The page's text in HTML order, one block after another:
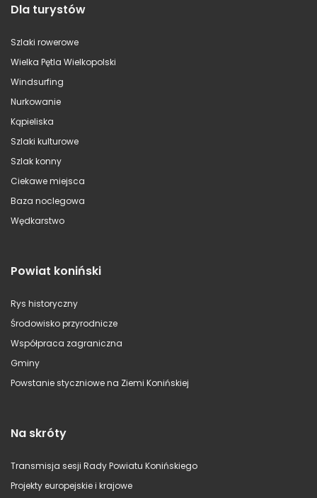
Dla turystów
Szlaki rowerowe
Wielka Pętla Wielkopolski
Windsurfing
Nurkowanie
Kąpieliska
Szlaki kulturowe
Szlak konny
Ciekawe miejsca
Baza noclegowa
Wędkarstwo
Powiat koniński
Rys historyczny
Środowisko przyrodnicze
Współpraca zagraniczna
Gminy
Powstanie styczniowe na Ziemi Konińskiej
Na skróty
Transmisja sesji Rady Powiatu Konińskiego
Projekty europejskie i krajowe